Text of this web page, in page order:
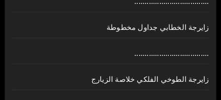
زايرجة الخطابي جداول مخطوطة
....................................
زايرجة الطوخي الفلكي خلاصة الزيارج